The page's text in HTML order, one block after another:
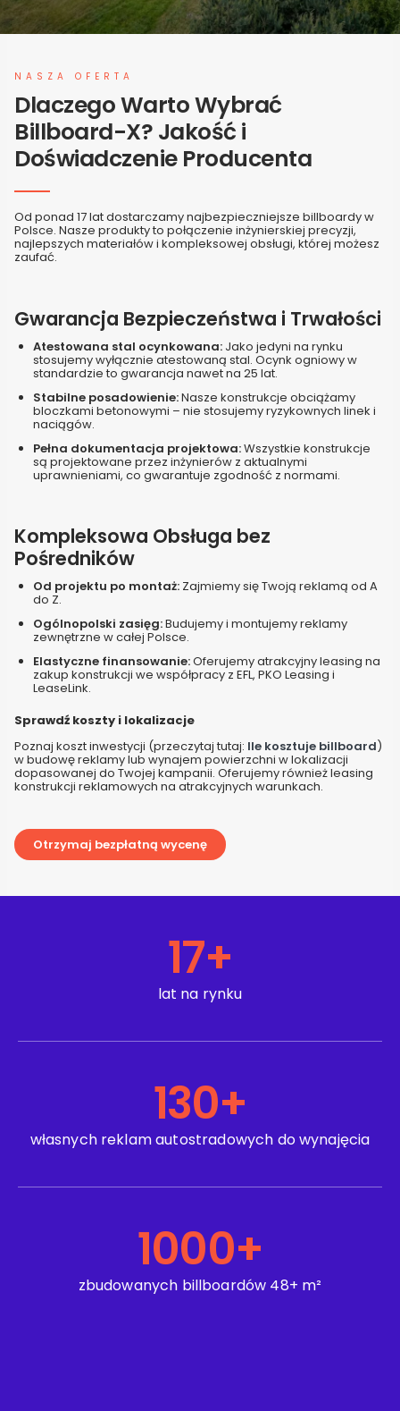
NASZA OFERTA
Dlaczego Warto Wybrać
Billboard-X? Jakość i
Doświadczenie Producenta
Od ponad 17 lat dostarczamy najbezpieczniejsze billboardy w
Polsce. Nasze produkty to połączenie inżynierskiej precyzji,
najlepszych materiałów i kompleksowej obsługi, której możesz
zaufać.
Gwarancja Bezpieczeństwa i Trwałości
Atestowana stal ocynkowana: Jako jedyni na rynku
stosujemy wyłącznie atestowaną stal. Ocynk ogniowy w
standardzie to gwarancja nawet na 25 lat.
Stabilne posadowienie:Nasze konstrukcje obciążamy
bloczkami betonowymi – nie stosujemy ryzykownych linek i
naciągów.
Pełna dokumentacja projektowa:Wszystkie konstrukcje
są projektowane przez inżynierów z aktualnymi
uprawnieniami, co gwarantuje zgodność z normami.
Kompleksowa Obsługa bez
Pośredników
Od projektu po montaż: Zajmiemy się Twoją reklamą od A
do Z.
Ogólnopolski zasięg:Budujemy i montujemy reklamy
zewnętrzne w całej Polsce.
Elastyczne finansowanie:Oferujemy atrakcyjny leasing na
zakup konstrukcji we współpracy z EFL, PKO Leasing i
LeaseLink.
Sprawdź koszty i lokalizacje
Poznaj koszt inwestycji (przeczytaj tutaj: Ile kosztuje billboard)
w budowę reklamy lub wynajem powierzchni w lokalizacji
dopasowanej do Twojej kampanii. Oferujemy również leasing
konstrukcji reklamowych na atrakcyjnych warunkach.
Otrzymaj bezpłatną wycenę
lat na rynku
17+
własnych reklam autostradowych do wynajęcia
130+
zbudowanych billboardów 48+ m²
1000+